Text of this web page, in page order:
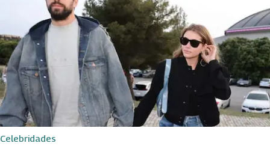
Celebridades